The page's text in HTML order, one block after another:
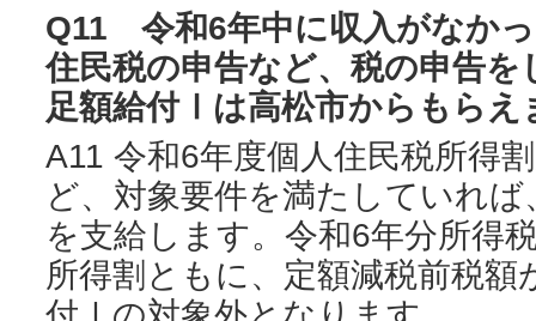
Q11 令和6年中に収入がなか
住民税の申告など、税の申告
足額給付Ⅰは高松市からもらえ
A11 令和6年度個人住民税所得
ど、対象要件を満たしていれ
を支給します。令和6年分所得
所得割ともに、定額減税前税